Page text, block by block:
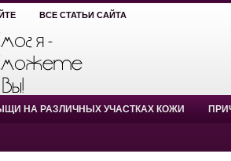
ВСЕ СТАТЬИ САЙТА
НА РАЗЛИЧНЫХ УЧАСТКАХ КОЖИ